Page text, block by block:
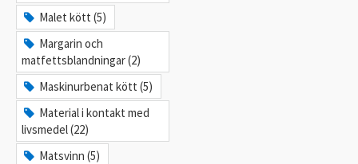
Malet kött (5)
Margarin och
matfettsblandningar (2)
Maskinurbenat kött (5)
Material i kontakt med
livsmedel (22)
Matsvinn (5)